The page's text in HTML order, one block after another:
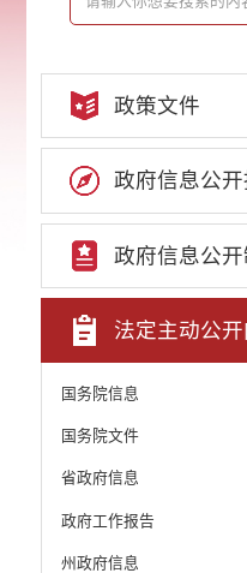
政策文件
政府信息公
政府信息公
法定主动公
国务院信息
国务院文件
省政府信息
政府工作报告
州政府信息